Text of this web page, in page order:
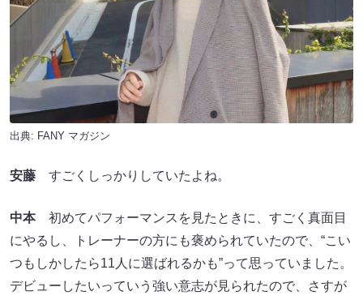
出典: FANY マガジン
安藤 すごくしっかりしていたよね。
中本初めてパフォーマンスを見たときに、すごく真面目
にやるし、トレーナーの方にも褒められていたので、“こい
つもしかしたら11人に選ばれるかも”って思っていました。
デビューしたいっていう強い意志が見られたので、さすが